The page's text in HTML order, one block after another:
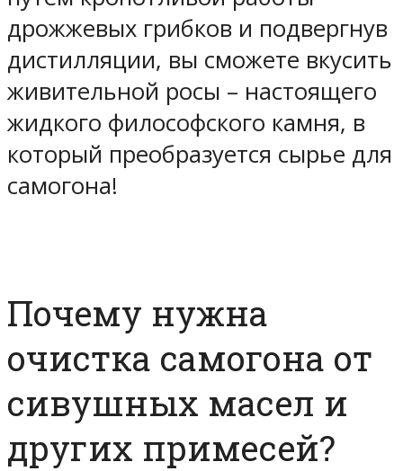
дрожжевых грибков и подвергнув
дистилляции, вы сможете вкусить
живительной росы – настоящего
жидкого философского камня, в
который преобразуется сырье для
самогона!
Почему нужна
очистка самогона от
сивушных масел и
других примесей?